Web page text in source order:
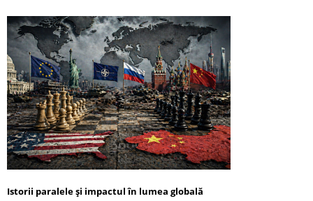
Istorii paralele și impactul în lumea globală